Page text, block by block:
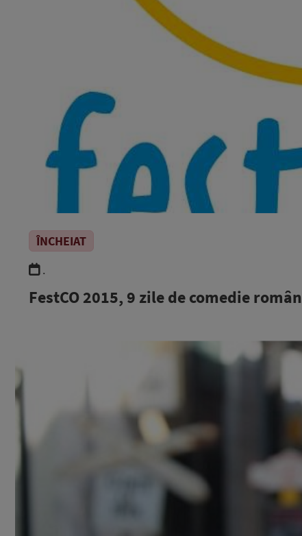
ÎNCHEIAT
.
FestCO 2015, 9 zile de comedie